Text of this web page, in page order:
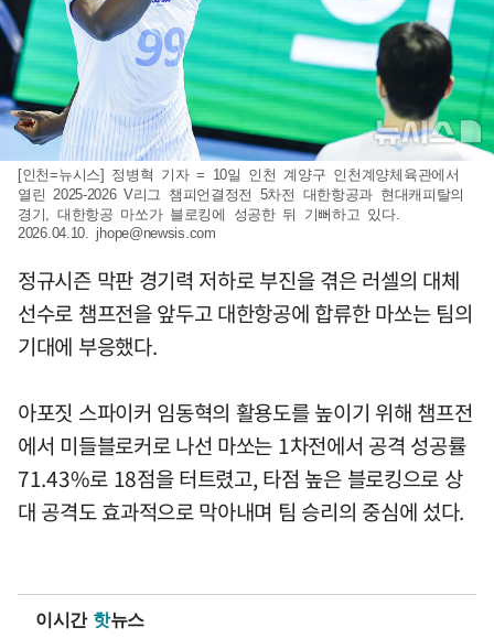
[인천=뉴시스] 정병혁 기자 = 10일 인천 계양구 인천계양체육관에서
열린 2025-2026 V리그 챔피언결정전 5차전 대한항공과 현대캐피탈의
경기, 대한항공 마쏘가 블로킹에 성공한 뒤 기뻐하고 있다.
2026.04.10. jhope@newsis.com
정규시즌 막판 경기력 저하로 부진을 겪은 러셀의 대체
선수로 챔프전을 앞두고 대한항공에 합류한 마쏘는 팀의
기대에 부응했다.
아포짓 스파이커 임동혁의 활용도를 높이기 위해 챔프전
에서 미들블로커로 나선 마쏘는 1차전에서 공격 성공률
71.43%로 18점을 터트렸고, 타점 높은 블로킹으로 상
대 공격도 효과적으로 막아내며 팀 승리의 중심에 섰다.
이시간 핫뉴스